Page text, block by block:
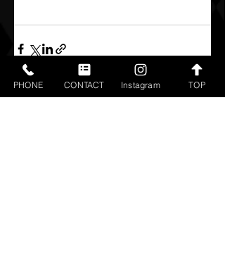
すべて表示
PHONE CONTACT Instagram TOP